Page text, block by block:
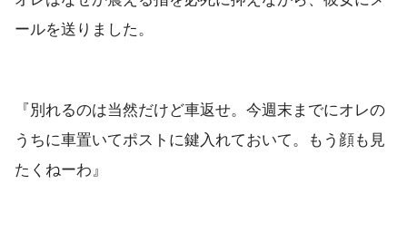
ールを送りました。
『別れるのは当然だけど車返せ。今週末までにオレの
うちに車置いてポストに鍵入れておいて。もう顔も見
たくねーわ』